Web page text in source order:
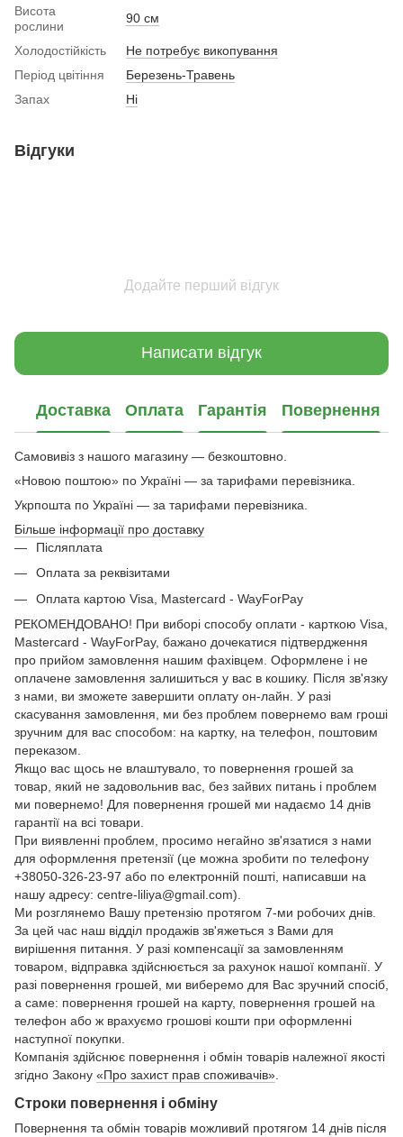
Висота
рослини
90 см
Холодостійкість
Не потребує викопування
Період цвітіння
Березень-Травень
Запах
Ні
Відгуки
Додайте перший відгук
Написати відгук
Доставка Оплата Гарантія Повернення
Самовивіз з нашого магазину — безкоштовно.
«Новою поштою» по Україні — за тарифами перевізника.
Укрпошта по Україні — за тарифами перевізника.
Більше інформації про доставку
Післяплата
Оплата за реквізитами
Оплата картою Visa, Mastercard - WayForPay
РЕКОМЕНДОВАНО! При виборі способу оплати - карткою Visa,
Mastercard - WayForPay, бажано дочекатися підтвердження
про прийом замовлення нашим фахівцем. Оформлене і не
оплачене замовлення залишиться у вас в кошику. Після зв'язку
з нами, ви зможете завершити оплату он-лайн. У разі
скасування замовлення, ми без проблем повернемо вам гроші
зручним для вас способом: на картку, на телефон, поштовим
переказом.
Якщо вас щось не влаштувало, то повернення грошей за
товар, який не задовольнив вас, без зайвих питань і проблем
ми повернемо! Для повернення грошей ми надаємо 14 днів
гарантії на всі товари.
При виявленні проблем, просимо негайно зв'язатися з нами
для оформлення претензії (це можна зробити по телефону
+38050-326-23-97 або по електронній пошті, написавши на
нашу адресу: centre-liliya@gmail.com).
Ми розглянемо Вашу претензію протягом 7-ми робочих днів.
За цей час наш відділ продажів зв'яжеться з Вами для
вирішення питання. У разі компенсації за замовленням
товаром, відправка здійснюється за рахунок нашої компанії. У
разі повернення грошей, ми виберемо для Вас зручний спосіб,
а саме: повернення грошей на карту, повернення грошей на
телефон або ж врахуємо грошові кошти при оформленні
наступної покупки.
Компанія здійснює повернення і обмін товарів належної якості
згідно Закону «Про захист прав споживачів»
Строки повернення і обміну
Повернення та обмін товарів можливий протягом 14 днів після